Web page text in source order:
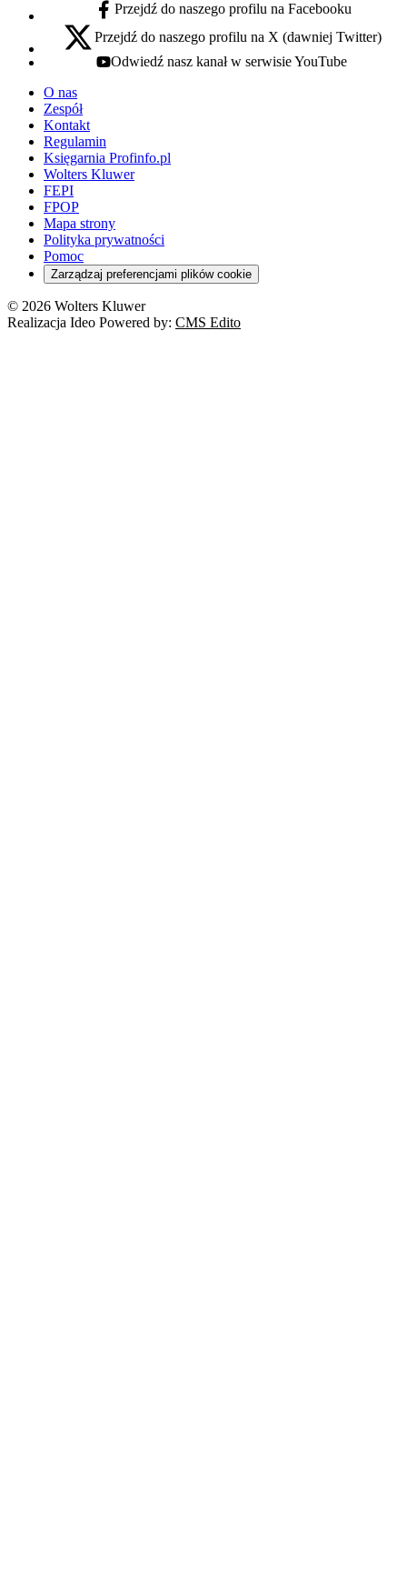
facebook - otwiera się w nowej karcie
Przejdź do naszego profilu na Facebooku
x - otwiera się w nowej karcie
Przejdź do naszego profilu na X (dawniej Twitter)
youtube - otwiera się w nowej karcie
Odwiedź nasz kanał w serwisie YouTube
O nas
Zespół
Kontakt
Regulamin
Księgarnia Profinfo.pl
Wolters Kluwer
FEPI
FPOP
Mapa strony
Polityka prywatności
Pomoc
Zarządzaj preferencjami plików cookie
© 2026 Wolters Kluwer
Realizacja Ideo Powered by: CMS Edito